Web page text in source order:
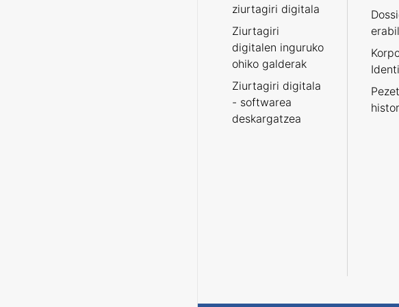
ziurtagiri digitala
Ziurtagiri
digitalen inguruko
ohiko galderak
Ziurtagiri digitala
- softwarea
deskargatzea